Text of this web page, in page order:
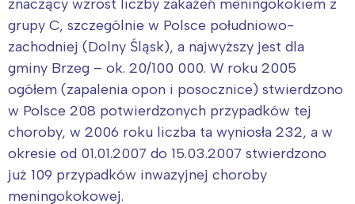
znaczący wzrost liczby zakażeń meningokokiem z
grupy C, szczególnie w Polsce południowo-
zachodniej (Dolny Śląsk), a najwyższy jest dla
gminy Brzeg – ok. 20/100 000. W roku 2005
ogółem (zapalenia opon i posocznice) stwierdzono
w Polsce 208 potwierdzonych przypadków tej
choroby, w 2006 roku liczba ta wyniosła 232, a w
okresie od 01.01.2007 do 15.03.2007 stwierdzono
już 109 przypadków inwazyjnej choroby
meningokokowej.